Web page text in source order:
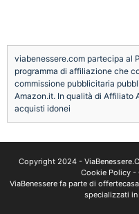
viabenessere.com partecipa al
programma di affiliazione che
commissione pubblicitaria
Amazon.it. In qualità di Affiliato
acquisti idonei
Copyright 2024 -
Cookie Policy-
ViaBenessere fa parte di
specializzati